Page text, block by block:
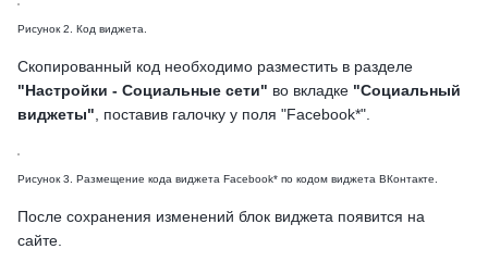
Рисунок 2. Код виджета.
Скопированный код необходимо разместить в разделе
"Настройки - Социальные сети" во вкладке "Социальный
виджеты" , поставив галочку у поля "Facebook*".
Рисунок 3. Размещение кода виджета Facebook* по кодом виджета ВКонтакте.
После сохранения изменений блок виджета появится на
сайте.